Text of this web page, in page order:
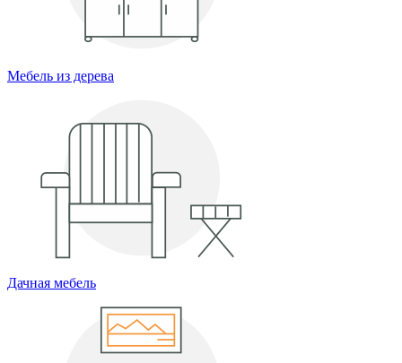
Мебель из дерева
Дачная мебель